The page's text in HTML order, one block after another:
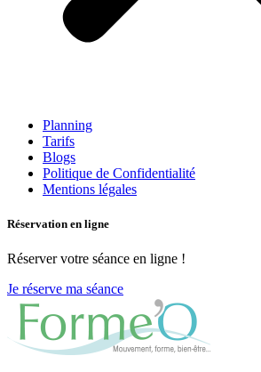
Planning
Tarifs
Blogs
Politique de Confidentialité
Mentions légales
Réservation en ligne
Réserver votre séance en ligne !
Je réserve ma séance